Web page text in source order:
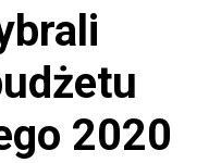
2020